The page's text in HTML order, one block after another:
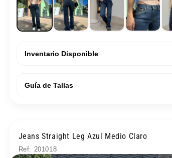
Inventario Disponible
Guía de Tallas
Jeans Straight Leg Azul Medio Claro
Ref: 201018